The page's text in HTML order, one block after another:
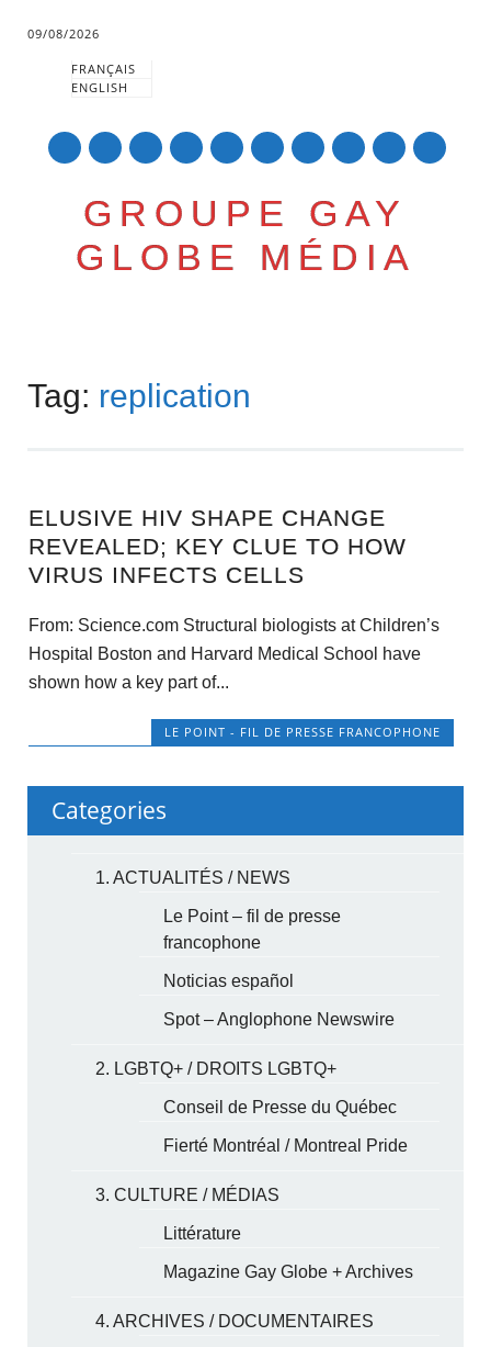
09/08/2026
FRANÇAIS
ENGLISH
GROUPE GAY
GLOBE MÉDIA
Main menu
content
Tag: replication
ELUSIVE HIV SHAPE CHANGE
REVEALED; KEY CLUE TO HOW
VIRUS INFECTS CELLS
From: Science.com Structural biologists at Children’s
Hospital Boston and Harvard Medical School have
shown how a key part of...
LE POINT - FIL DE PRESSE FRANCOPHONE
Categories
1. ACTUALITÉS / NEWS
Le Point – fil de presse
francophone
Noticias español
Spot – Anglophone Newswire
2. LGBTQ+ / DROITS LGBTQ+
Conseil de Presse du Québec
Fierté Montréal / Montreal Pride
3. CULTURE / MÉDIAS
Littérature
Magazine Gay Globe + Archives
4. ARCHIVES / DOCUMENTAIRES